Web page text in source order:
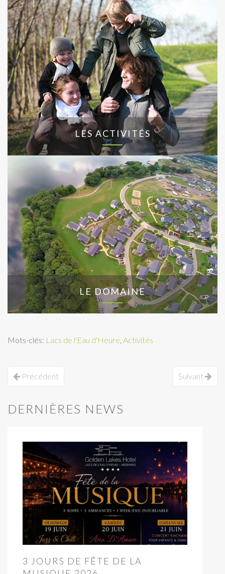
LES ACTIVITÉS
LE DOMAINE
Mots-clés: Lacs de l'Eau d'Heure Activités
Précédent Suivant
DERNIÈRES NEWS
3 JOURS DE FÊTE DE LA